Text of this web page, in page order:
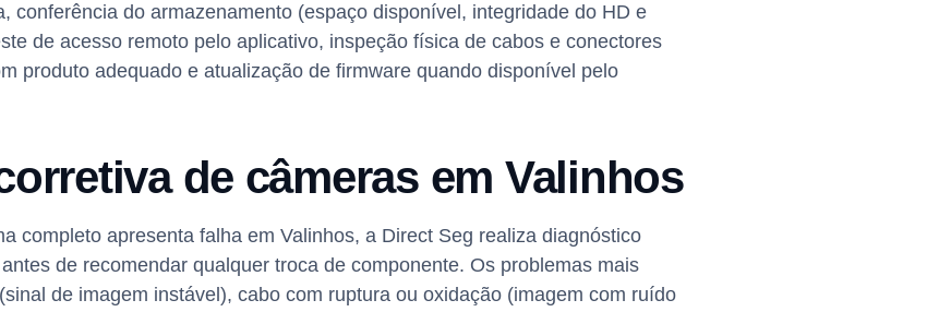
conferência do armazenamento (espaço disponível, integridade do HD e
de acesso remoto pelo aplicativo, inspeção física de cabos e conectores
produto adequado e atualização de firmware quando disponível pelo
de câmeras em Valinhos
completo apresenta falha em Valinhos, a Direct Seg realiza diagnóstico
de recomendar qualquer troca de componente. Os problemas mais
de imagem instável), cabo com ruptura ou oxidação (imagem com ruído